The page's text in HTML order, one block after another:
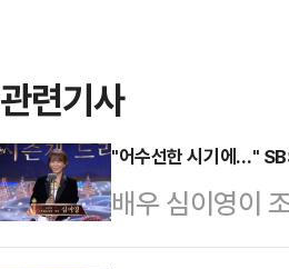
관련기사
"어수선한 시기에…"
배우 심이영이
상암동 SBS프